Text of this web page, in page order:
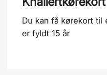
Du kan få kørekort til
er fyldt 15 år